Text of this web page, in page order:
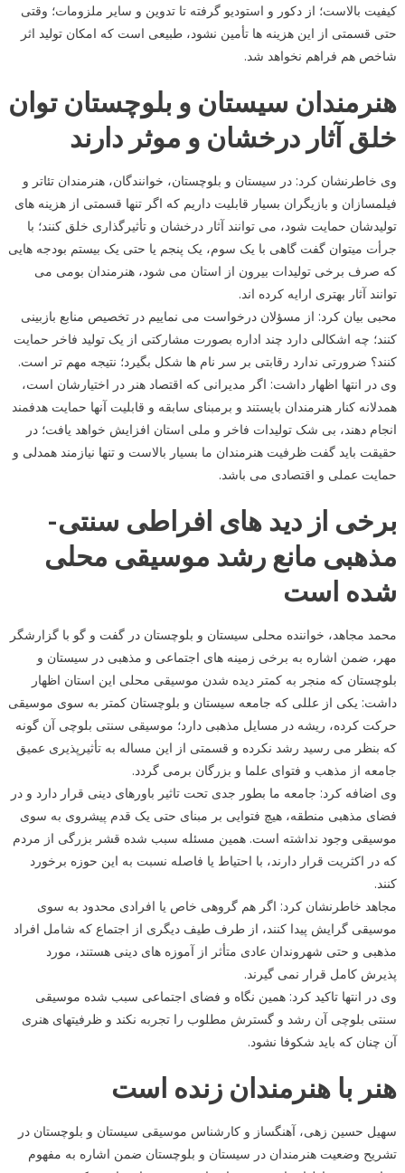
کیفیت بالاست؛ از دکور و استودیو گرفته تا تدوین و سایر ملزومات؛ وقتی
حتی قسمتی از این هزینه ها تأمین نشود، طبیعی است که امکان تولید اثر
شاخص هم فراهم نخواهد شد.
هنرمندان سیستان و بلوچستان توان
خلق آثار درخشان و موثر دارند
وی خاطرنشان کرد: در سیستان و بلوچستان، خوانندگان، هنرمندان تئاتر و
فیلمسازان و بازیگران بسیار قابلیت داریم که اگر تنها قسمتی از هزینه های
تولیدشان حمایت شود، می توانند آثار درخشان و تأثیرگذاری خلق کنند؛ با
جرأت میتوان گفت گاهی با یک سوم، یک پنجم یا حتی یک بیستم بودجه هایی
که صرف برخی تولیدات بیرون از استان می شود، هنرمندان بومی می
توانند آثار بهتری ارایه کرده اند.
محبی بیان کرد: از مسؤلان درخواست می نماییم در تخصیص منابع بازبینی
کنند؛ چه اشکالی دارد چند اداره بصورت مشارکتی از یک تولید فاخر حمایت
کنند؟ ضرورتی ندارد رقابتی بر سر نام ها شکل بگیرد؛ نتیجه مهم تر است.
وی در انتها اظهار داشت: اگر مدیرانی که اقتصاد هنر در اختیارشان است،
همدلانه کنار هنرمندان بایستند و برمبنای سابقه و قابلیت آنها حمایت هدفمند
انجام دهند، بی شک تولیدات فاخر و ملی استان افزایش خواهد یافت؛ در
حقیقت باید گفت ظرفیت هنرمندان ما بسیار بالاست و تنها نیازمند همدلی و
حمایت عملی و اقتصادی می باشد.
برخی از دید های افراطی سنتی-
مذهبی مانع رشد موسیقی محلی
شده است
محمد مجاهد، خواننده محلی سیستان و بلوچستان در گفت و گو با گزارشگر
مهر، ضمن اشاره به برخی زمینه های اجتماعی و مذهبی در سیستان و
بلوچستان که منجر به کمتر دیده شدن موسیقی محلی این استان اظهار
داشت: یکی از عللی که جامعه سیستان و بلوچستان کمتر به سوی موسیقی
حرکت کرده، ریشه در مسایل مذهبی دارد؛ موسیقی سنتی بلوچی آن گونه
که بنظر می رسید رشد نکرده و قسمتی از این مساله به تأثیرپذیری عمیق
جامعه از مذهب و فتوای علما و بزرگان برمی گردد.
وی اضافه کرد: جامعه ما بطور جدی تحت تاثیر باورهای دینی قرار دارد و در
فضای مذهبی منطقه، هیچ فتوایی بر مبنای حتی یک قدم پیشروی به سوی
موسیقی وجود نداشته است. همین مسئله سبب شده قشر بزرگی از مردم
که در اکثریت قرار دارند، با احتیاط یا فاصله نسبت به این حوزه برخورد
کنند.
مجاهد خاطرنشان کرد: اگر هم گروهی خاص یا افرادی محدود به سوی
موسیقی گرایش پیدا کنند، از طرف طیف دیگری از اجتماع که شامل افراد
مذهبی و حتی شهروندان عادی متأثر از آموزه های دینی هستند، مورد
پذیرش کامل قرار نمی گیرند.
وی در انتها تاکید کرد: همین نگاه و فضای اجتماعی سبب شده موسیقی
سنتی بلوچی آن رشد و گسترش مطلوب را تجربه نکند و ظرفیتهای هنری
آن چنان که باید شکوفا نشود.
هنر با هنرمندان زنده است
سهیل حسین زهی، آهنگساز و کارشناس موسیقی سیستان و بلوچستان در
تشریح وضعیت هنرمندان در سیستان و بلوچستان ضمن اشاره به مفهوم